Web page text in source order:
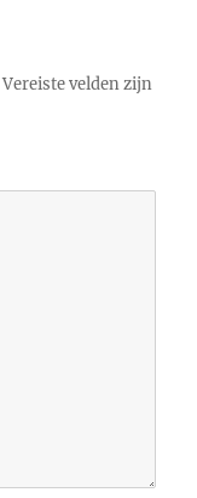
Vereiste velden zijn